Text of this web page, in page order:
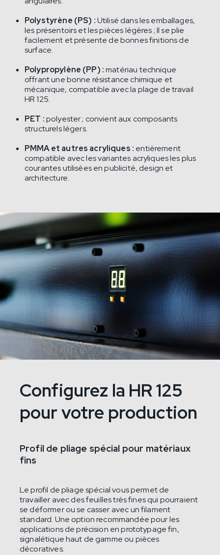
Polystyrène (PS) :Utilisé dans les emballages,
les présentoirs et les pièces légères ; Il se plie
facilement et présente de bonnes finitions de
surface.
Polypropylène (PP) :matériau technique
offrant une bonne résistance chimique et
mécanique, compatible avec la plage de travail
HR 125.
PET :polyester ; convient aux composants
structurels légers.
PMMA et autres acryliques : entièrement
compatible avec les variantes acryliques les plus
courantes utilisées en publicité, design et
architecture.
Configurez la HR 125
pour votre production
Profil de pliage spécial pour matériaux
fins
Le profil de pliage spécial vous permet de
travailler avec des feuilles très fines qui pourraient
se déformer ou se casser avec un filament
standard. Une option recommandée pour les
applications de précision en prototypage fin,
signalétique haut de gamme ou pièces
décoratives.